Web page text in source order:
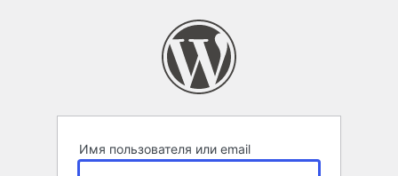
Имя пользователя или email